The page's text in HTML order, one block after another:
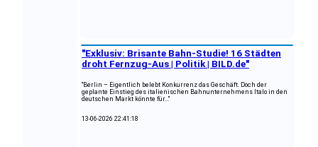
"Exklusiv: Brisante Bahn-Studie! 16 Städten
droht Fernzug-Aus | Politik | BILD.de"
"Berlin – Eigentlich belebt Konkurrenz das Geschäft. Doch der
geplante Einstieg des italienischen Bahnunternehmens Italo in den
deutschen Markt könnte für..."
13-06-2026 22:41:18